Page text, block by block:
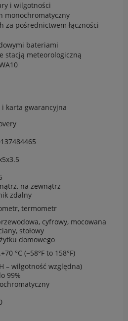
i wilgotności
monochromatyczny
za pośrednictwem łączności
bateriami
stacją meteorologiczną
i karta gwarancyjna
na zewnątrz
zdalny
termometr
cyfrowy, mocowana
stołowy
domowego
°C (−58°F to 158°F)
– wilgotność względna)
99%